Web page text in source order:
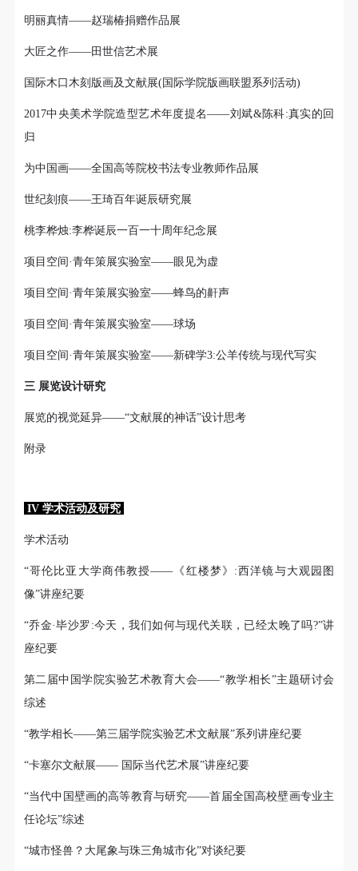
明丽真情——赵瑞椿捐赠作品展
大匠之作——田世信艺术展
国际木口木刻版画及文献展(国际学院版画联盟系列活动)
2017中央美术学院造型艺术年度提名——刘斌&陈科:真实的回
归
为中国画——全国高等院校书法专业教师作品展
世纪刻痕——王琦百年诞辰研究展
桃李桦烛:李桦诞辰一百一十周年纪念展
项目空间·青年策展实验室——眼见为虚
项目空间·青年策展实验室——蜂鸟的鼾声
项目空间·青年策展实验室——球场
项目空间·青年策展实验室——新碑学3:公羊传统与现代写实
三 展览设计研究
展览的视觉延异——“文献展的神话”设计思考
附录
IV 学术活动及研究
学术活动
“哥伦比亚大学商伟教授——《红楼梦》:西洋镜与大观园图
像”讲座纪要
“乔金·毕沙罗:今天，我们如何与现代关联，已经太晚了吗?”讲
座纪要
第二届中国学院实验艺术教育大会——“教学相长”主题研讨会
综述
“教学相长——第三届学院实验艺术文献展”系列讲座纪要
“卡塞尔文献展—— 国际当代艺术展”讲座纪要
“当代中国壁画的高等教育与研究——首届全国高校壁画专业主
任论坛”综述
“城市怪兽？大尾象与珠三角城市化”对谈纪要